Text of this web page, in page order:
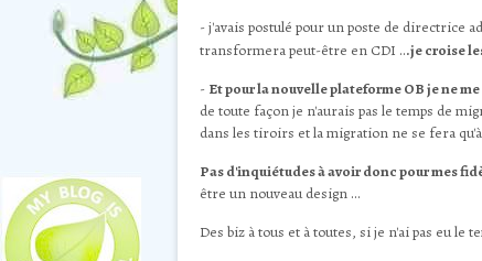
- j'avais postulé pour un poste de directrice
transformera peut-être en CDI ...je croise
- Et pour la nouvelle plateforme OB je ne
de toute façon je n'aurais pas le temps de
dans les tiroirs et la migration ne se fera
Pas d'inquiétudes à avoir donc pour mes
être un nouveau design ...
Des biz à tous et à toutes, si je n'ai pas eu le